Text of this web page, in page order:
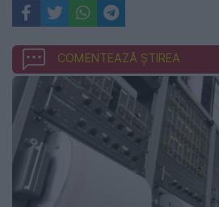
COMENTEAZĂ ȘTIREA